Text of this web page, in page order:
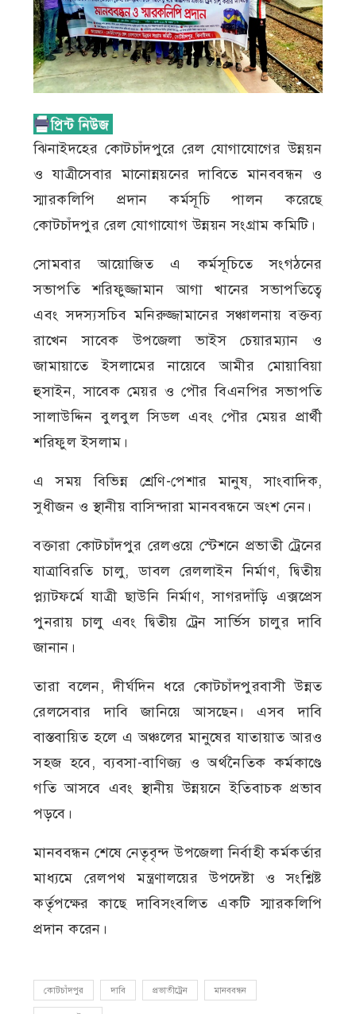
ঝিনাইদহের কোটচাঁদপুরে রেল যোগাযোগের উন্নয়ন
ও যাত্রীসেবার মানোন্নয়নের দাবিতে মানববন্ধন ও
স্মারকলিপি প্রদান কর্মসূচি পালন করেছে
কোটচাঁদপুর রেল যোগাযোগ উন্নয়ন সংগ্রাম কমিটি।
সোমবার আয়োজিত এ কর্মসূচিতে সংগঠনের
সভাপতি শরিফুজ্জামান আগা খানের সভাপতিত্বে
এবং সদস্যসচিব মনিরুজ্জামানের সঞ্চালনায় বক্তব্য
রাখেন সাবেক উপজেলা ভাইস চেয়ারম্যান ও
জামায়াতে ইসলামের নায়েবে আমীর মোয়াবিয়া
হুসাইন, সাবেক মেয়র ও পৌর বিএনপির সভাপতি
সালাউদ্দিন বুলবুল সিডল এবং পৌর মেয়র প্রার্থী
শরিফুল ইসলাম।
এ সময় বিভিন্ন শ্রেণি-পেশার মানুষ, সাংবাদিক,
সুধীজন ও স্থানীয় বাসিন্দারা মানববন্ধনে অংশ নেন।
বক্তারা কোটচাঁদপুর রেলওয়ে স্টেশনে প্রভাতী ট্রেনের
যাত্রাবিরতি চালু, ডাবল রেললাইন নির্মাণ, দ্বিতীয়
প্ল্যাটফর্মে যাত্রী ছাউনি নির্মাণ, সাগরদাঁড়ি এক্সপ্রেস
পুনরায় চালু এবং দ্বিতীয় ট্রেন সার্ভিস চালুর দাবি
জানান।
তারা বলেন, দীর্ঘদিন ধরে কোটচাঁদপুরবাসী উন্নত
রেলসেবার দাবি জানিয়ে আসছেন। এসব দাবি
বাস্তবায়িত হলে এ অঞ্চলের মানুষের যাতায়াত আরও
সহজ হবে, ব্যবসা-বাণিজ্য ও অর্থনৈতিক কর্মকাণ্ডে
গতি আসবে এবং স্থানীয় উন্নয়নে ইতিবাচক প্রভাব
পড়বে।
মানববন্ধন শেষে নেতৃবৃন্দ উপজেলা নির্বাহী কর্মকর্তার
মাধ্যমে রেলপথ মন্ত্রণালয়ের উপদেষ্টা ও সংশ্লিষ্ট
কর্তৃপক্ষের কাছে দাবিসংবলিত একটি স্মারকলিপি
প্রদান করেন।
কোটচাঁদপুর দাবি প্রভাতীট্রেন মানববন্ধন